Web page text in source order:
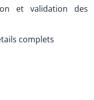
et validation des
complets